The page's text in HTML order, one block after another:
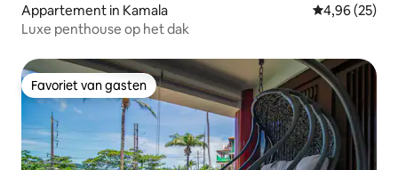
Appartement in Kamala Gemiddelde
4,96 (25)
Luxe penthouse op het dak
Favoriet van gasten
Favoriet van gasten